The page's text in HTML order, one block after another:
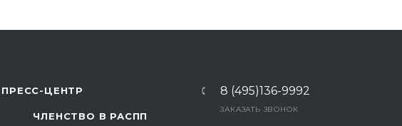
ПРЕСС-ЦЕНТР
ЧЛЕНСТВО В РАСПП
8 (495)136-9992
ЗАКАЗАТЬ ЗВОНОК